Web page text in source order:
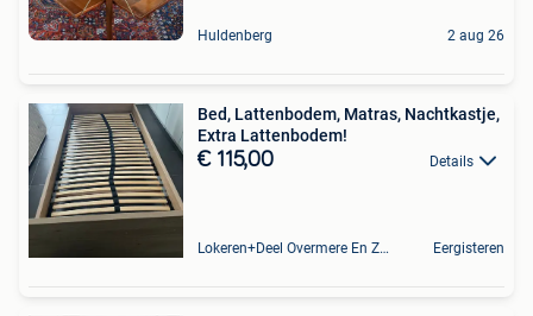
Huldenberg 2 aug 26
Bed, Lattenbodem, Matras, Nachtkastje,
Extra Lattenbodem!
€ 115,00 Details
Lokeren+Deel Overmere En Zele Eergisteren